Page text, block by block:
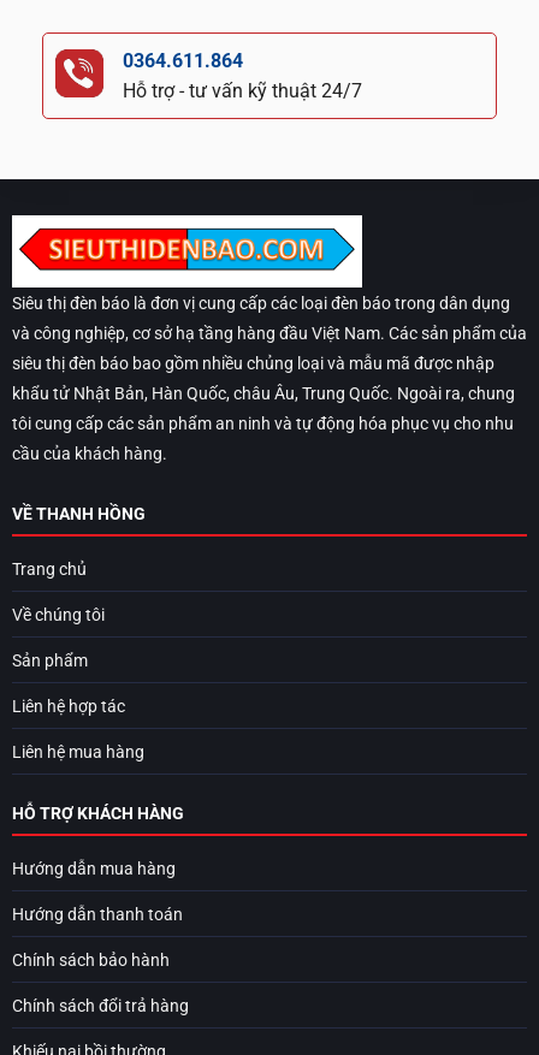
0364.611.864
Hỗ trợ - tư vấn kỹ thuật 24/7
Siêu thị đèn báo là đơn vị cung cấp các loại đèn báo trong dân dụng
và công nghiệp, cơ sở hạ tầng hàng đầu Việt Nam. Các sản phẩm của
siêu thị đèn báo bao gồm nhiều chủng loại và mẫu mã được nhập
khẩu tử Nhật Bản, Hàn Quốc, châu Âu, Trung Quốc. Ngoài ra, chung
tôi cung cấp các sản phẩm an ninh và tự động hóa phục vụ cho nhu
cầu của khách hàng.
VỀ THANH HỒNG
Trang chủ
Về chúng tôi
Sản phẩm
Liên hệ hợp tác
Liên hệ mua hàng
HỖ TRỢ KHÁCH HÀNG
Hướng dẫn mua hàng
Hướng dẫn thanh toán
Chính sách bảo hành
Chính sách đổi trả hàng